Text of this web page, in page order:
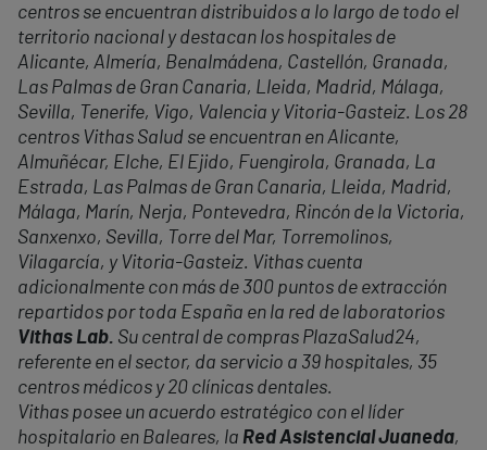
centros se encuentran distribuidos a lo largo de todo el
territorio nacional y destacan los hospitales de
Alicante, Almería, Benalmádena, Castellón, Granada,
Las Palmas de Gran Canaria, Lleida, Madrid, Málaga,
Sevilla, Tenerife, Vigo, Valencia y Vitoria-Gasteiz. Los 28
centros Vithas Salud se encuentran en Alicante,
Almuñécar, Elche, El Ejido, Fuengirola, Granada, La
Estrada, Las Palmas de Gran Canaria, Lleida, Madrid,
Málaga, Marín, Nerja, Pontevedra, Rincón de la Victoria,
Sanxenxo, Sevilla, Torre del Mar, Torremolinos,
Vilagarcía, y Vitoria-Gasteiz. Vithas cuenta
adicionalmente con más de 300 puntos de extracción
repartidos por toda España en la red de laboratorios
Vithas Lab. Su central de compras PlazaSalud24,
referente en el sector, da servicio a 39 hospitales, 35
centros médicos y 20 clínicas dentales.
Vithas posee un acuerdo estratégico con el líder
hospitalario en Baleares, la Red Asistencial Juaneda,